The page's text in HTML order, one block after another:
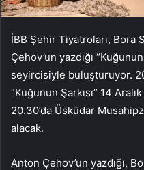
İBB Şehir Tiyatroları, Bora
Çehov’un yazdığı
seyircisiyle buluşturuyor.
“Kuğunun Şarkısı” 14
20.30’da Üsküdar
alacak.
Anton Çehov’un yazdığı,